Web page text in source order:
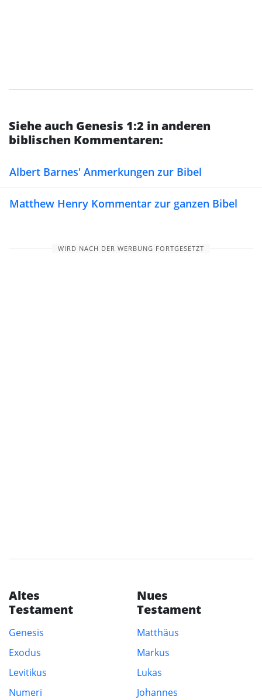
Siehe auch Genesis 1:2 in anderen
biblischen Kommentaren:
Albert Barnes' Anmerkungen zur Bibel
Matthew Henry Kommentar zur ganzen Bibel
WIRD NACH DER WERBUNG FORTGESETZT
Altes
Testament
Genesis
Exodus
Levitikus
Numeri
Nues
Testament
Matthäus
Markus
Lukas
Johannes